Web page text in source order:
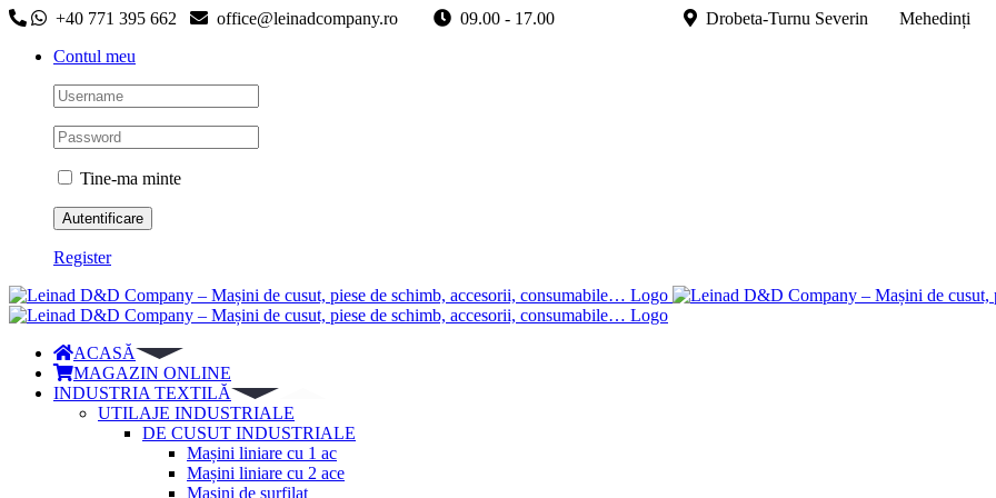
Skip
content
+40 771 395 662 office@leinadcompany.ro 09.00 - 17.00
Drobeta-Turnu Severin Mehedinți
Contul meu
Tine-ma minte
Register
ACASĂ
MAGAZIN ONLINE
INDUSTRIA TEXTILĂ
UTILAJE INDUSTRIALE
DE CUSUT INDUSTRIALE
Mașini liniare cu 1 ac
Mașini liniare cu 2 ace
Mașini de surfilat